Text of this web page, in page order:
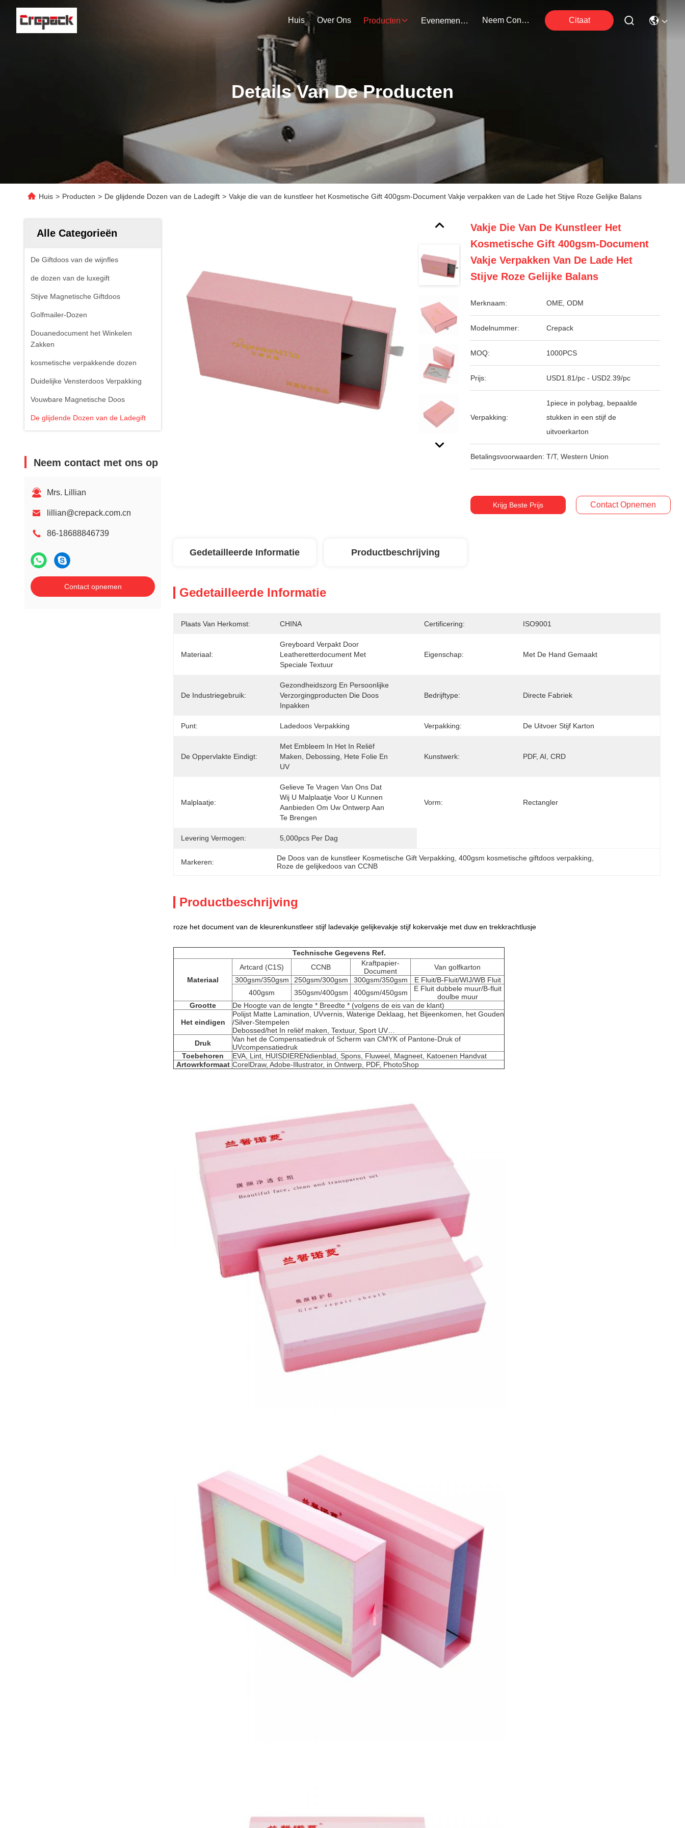
Huis Over Ons Producten Evenementen Neem Contact Met Ons Op Citaat
Details Van De Producten
Huis > Producten > De glijdende Dozen van de Ladegift > Vakje die van de kunstleer het Kosmetische Gift 400gsm-Document Vakje verpakken van de Lade het Stijve Roze Gelijke Balans
Alle Categorieën
De Giftdoos van de wijnfles
de dozen van de luxegift
Stijve Magnetische Giftdoos
Golfmailer-Dozen
Douanedocument het Winkelen
Zakken
kosmetische verpakkende dozen
Duidelijke Vensterdoos Verpakking
Vouwbare Magnetische Doos
De glijdende Dozen van de Ladegift
Neem contact met ons op
Mrs. Lillian
lillian@crepack.com.cn
86-18688846739
Contact opnemen
Vakje Die Van De Kunstleer Het
Kosmetische Gift 400gsm-Document
Vakje Verpakken Van De Lade Het
Stijve Roze Gelijke Balans
Merknaam: OME, ODM
Modelnummer: Crepack
MOQ: 1000PCS
Prijs: USD1.81/pc - USD2.39/pc
Verpakking:
1piece in polybag, bepaalde
stukken in een stijf de
uitvoerkarton
Betalingsvoorwaarden: T/T, Western Union
Krijg Beste Prijs Contact Opnemen
Gedetailleerde Informatie Productbeschrijving
Gedetailleerde Informatie
Plaats Van Herkomst: CHINA Certificering: ISO9001
Materiaal:
Greyboard Verpakt Door
Leatheretterdocument Met
Speciale Textuur
Eigenschap: Met De Hand Gemaakt
De Industriegebruik:
Gezondheidszorg En Persoonlijke
Verzorgingproducten Die Doos
Inpakken
Bedrijftype: Directe Fabriek
Punt: Ladedoos Verpakking Verpakking: De Uitvoer Stijf Karton
De Oppervlakte Eindigt:
Met Embleem In Het In Reliëf
Maken, Debossing, Hete Folie En
UV
Kunstwerk: PDF, AI, CRD
Malplaatje:
Gelieve Te Vragen Van Ons Dat
Wij U Malplaatje Voor U Kunnen
Aanbieden Om Uw Ontwerp Aan
Te Brengen
Vorm: Rectangler
Levering Vermogen: 5,000pcs Per Dag
Markeren: De Doos van de kunstleer Kosmetische Gift Verpakking , 400gsm kosmetische giftdoos verpakking
Roze de gelijkedoos van CCNB
Productbeschrijving
roze het document van de kleurenkunstleer stijf ladevakje gelijkevakje stijf kokervakje met duw en trekkrachtlusje
Technische Gegevens Ref.
Materiaal
Artcard (C1S) CCNB
Kraftpapier-
Document
Van golfkarton
300gsm/350gsm
250gsm/300gsm 300gsm/350gsm
E Fluit/B-Fluit/WIJ/WB Fluit
400gsm
350gsm/400gsm 400gsm/450gsm
E Fluit dubbele muur/B-fluit
doulbe muur
Grootte
De Hoogte van de lengte * Breedte * (volgens de eis van de klant)
Het eindigen
Polijst Matte Lamination, UVvernis, Waterige Deklaag, het Bijeenkomen, het Gouden
/Silver-Stempelen
Debossed/het In reliëf maken, Textuur, Sport UV…
Druk
Van het de Compensatiedruk of Scherm van CMYK of Pantone-Druk of
UVcompensatiedruk
Toebehoren
EVA, Lint, HUISDIERENdienblad, Spons, Fluweel, Magneet, Katoenen Handvat
Artowrkformaat CorelDraw, Adobe-Illustrator, in Ontwerp, PDF, PhotoShop